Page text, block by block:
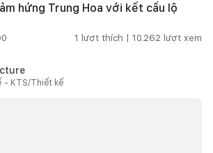
hứng Trung Hoa với kết cấu lộ
1 lượt thích | 10.262 lượt xem
- KTS/Thiết kế